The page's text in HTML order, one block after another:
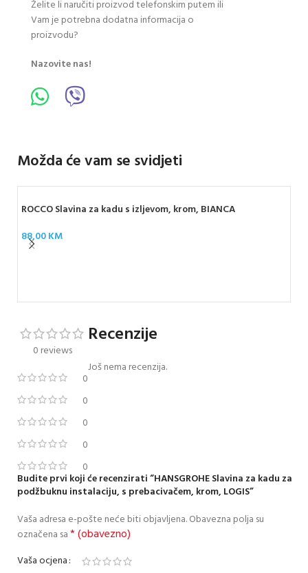
Želite li naručiti proizvod telefonskim putem ili
Vam je potrebna dodatna informacija o
proizvodu?
Nazovite nas!
Možda će vam se svidjeti
ROCCO Slavina za kadu s izljevom, krom, BIANCA
88,00KM
0 reviews
0
0
0
0
0
Recenzije
Još nema recenzija.
Budite prvi koji će recenzirati “HANSGROHE Slavina za kadu za
podžbuknu instalaciju, s prebacivačem, krom, LOGIS”
Vaša adresa e-pošte neće biti objavljena.Obavezna polja su
označena sa* (obavezno)
Vaša ocjena